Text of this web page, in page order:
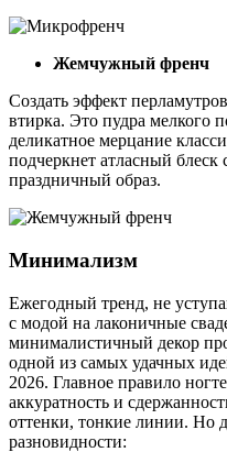
Жемчужный френч
Создать эффект
втирка. Это пудра мелкого
деликатное мерцание
подчеркнет атласный блеск
праздничный образ.
Минимализм
Ежегодный тренд, не
с модой на лаконичные
минималистичный декор
одной из самых удачных
2026. Главное правило
аккуратность и
оттенки, тонкие линии. Но
разновидности: